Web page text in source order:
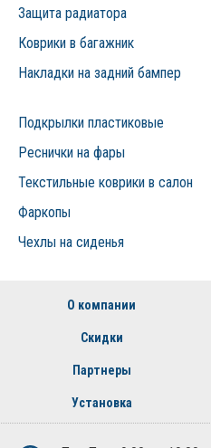
Защита радиатора
Коврики в багажник
Накладки на задний бампер
Подкрылки пластиковые
Реснички на фары
Текстильные коврики в салон
Фаркопы
Чехлы на сиденья
О компании
Скидки
Партнеры
Установка